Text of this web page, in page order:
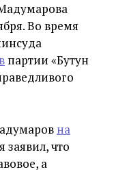
Во время
партии «Бутун
на
заявил, что
а